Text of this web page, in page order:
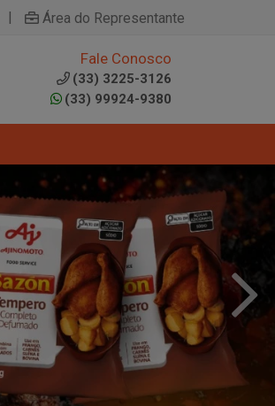
| Área do Representante
Fale Conosco
(33) 3225-3126
(33) 99924-9380